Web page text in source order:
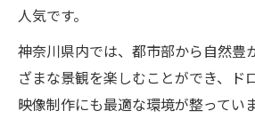
力
ドローン体験者の口コミ
ドローンの撮影に適した
人気です。
神奈川県内では、都市部から自然豊
ざまな景観を楽しむことができ、ド
映像制作にも最適な環境が整ってい